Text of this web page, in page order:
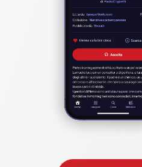
Pubblicato da:  Oregan Publishing